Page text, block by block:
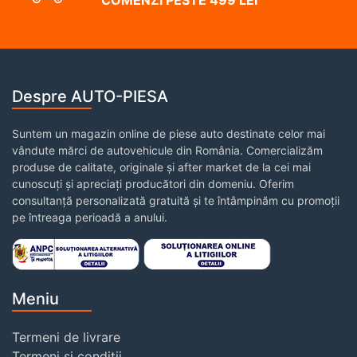
Despre AUTO-PIESA
Suntem un magazin online de piese auto destinate celor mai
vândute mărci de autovehicule din România. Comercializăm
produse de calitate, originale și after market de la cei mai
cunoscuți și apreciați producători din domeniu. Oferim
consultanță personalizată gratuită și te întâmpinăm cu promoții
pe întreaga perioadă a anului.
Meniu
Termeni de livrare